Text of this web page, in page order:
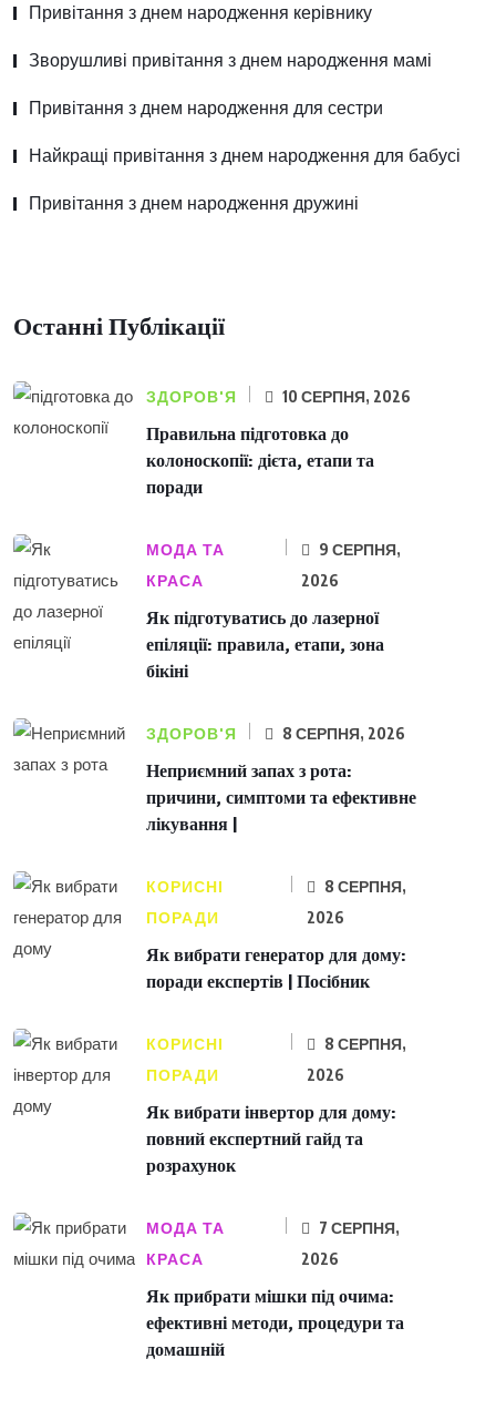
Привітання з днем народження керівнику
Зворушливі привітання з днем народження мамі
Привітання з днем народження для сестри
Найкращі привітання з днем народження для бабусі
Привітання з днем народження дружині
Останні Публікації
ЗДОРОВ'Я 10 СЕРПНЯ, 2026
Правильна підготовка до
колоноскопії: дієта, етапи та
поради
МОДА ТА
КРАСА
9 СЕРПНЯ,
2026
Як підготуватись до лазерної
епіляції: правила, етапи, зона
бікіні
ЗДОРОВ'Я 8 СЕРПНЯ, 2026
Неприємний запах з рота:
причини, симптоми та ефективне
лікування |
КОРИСНІ
ПОРАДИ
8 СЕРПНЯ,
2026
Як вибрати генератор для дому:
поради експертів | Посібник
КОРИСНІ
ПОРАДИ
8 СЕРПНЯ,
2026
Як вибрати інвертор для дому:
повний експертний гайд та
розрахунок
МОДА ТА
КРАСА
7 СЕРПНЯ,
2026
Як прибрати мішки під очима:
ефективні методи, процедури та
домашній